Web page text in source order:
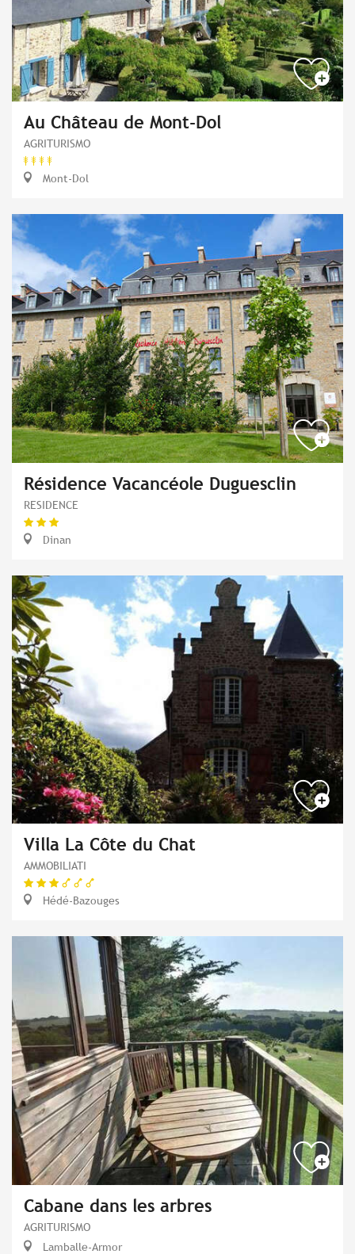
Au Château de Mont-Dol
AGRITURISMO
Mont-Dol
Résidence Vacancéole Duguesclin
RESIDENCE
Dinan
Villa La Côte du Chat
AMMOBILIATI
Hédé-Bazouges
Cabane dans les arbres
AGRITURISMO
Lamballe-Armor